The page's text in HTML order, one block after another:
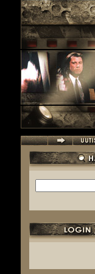
Hakulomake